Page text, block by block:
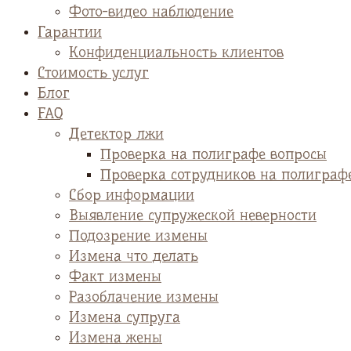
Фото-видео наблюдение
Гарантии
Конфиденциальность клиентов
Стоимость услуг
Блог
FAQ
Детектор лжи
Проверка на полиграфе вопросы
Проверка сотрудников на
Сбор информации
Выявление супружеской неверности
Подозрение измены
Измена что делать
Факт измены
Разоблачение измены
Измена супруга
Измена жены